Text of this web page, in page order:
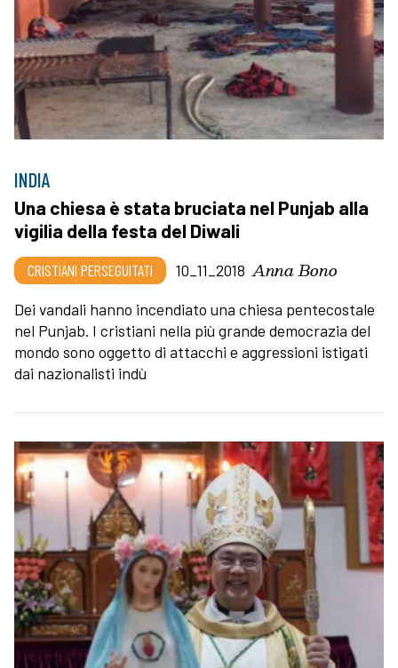
INDIA
Una chiesa è stata bruciata nel Punjab alla
vigilia della festa del Diwali
CRISTIANI PERSEGUITATI 10_11_2018 Anna Bono
Dei vandali hanno incendiato una chiesa pentecostale
nel Punjab. I cristiani nella più grande democrazia del
mondo sono oggetto di attacchi e aggressioni istigati
dai nazionalisti indù